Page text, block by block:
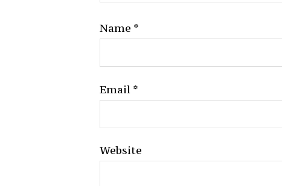
Name *
Email *
Website